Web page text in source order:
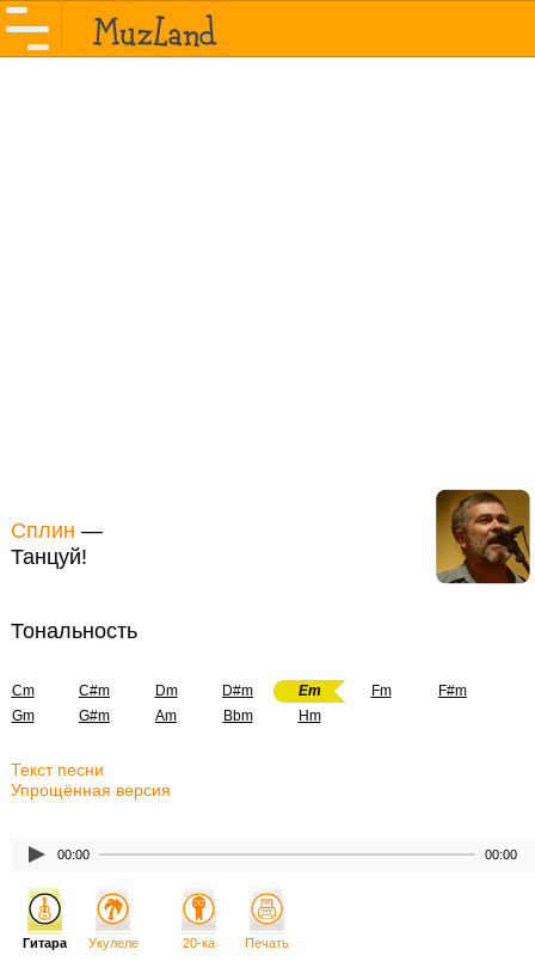
Сплин —
Танцуй!
Тональность
Cm C#m Dm D#m Em Fm
F#m
Gm
G#m Am Bbm Hm
Текст песни
Упрощённая версия
00:00 00:00
Гитара Укулеле 20-ка Печать